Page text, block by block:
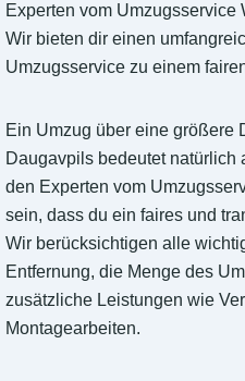
Experten vom
Wir bieten dir einen
Umzugsservice zu einem
Ein Umzug über eine größere
Daugavpils bedeutet natürlich
den Experten vom
sein, dass du ein faires und
Wir berücksichtigen alle
Entfernung, die Menge des
zusätzliche Leistungen wie
Montagearbeiten.